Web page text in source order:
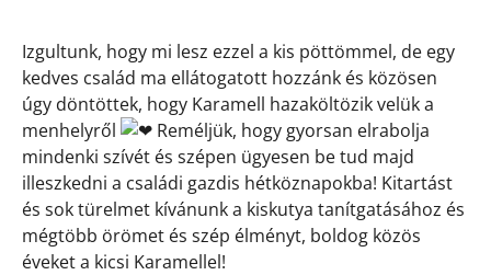
Izgultunk, hogy mi lesz ezzel a kis pöttömmel, de egy
kedves család ma ellátogatott hozzánk és közösen
úgy döntöttek, hogy Karamell hazaköltözik velük a
menhelyről
Reméljük, hogy gyorsan elrabolja
mindenki szívét és szépen ügyesen be tud majd
illeszkedni a családi gazdis hétköznapokba! Kitartást
és sok türelmet kívánunk a kiskutya tanítgatásához és
mégtöbb örömet és szép élményt, boldog közös
éveket a kicsi Karamellel!